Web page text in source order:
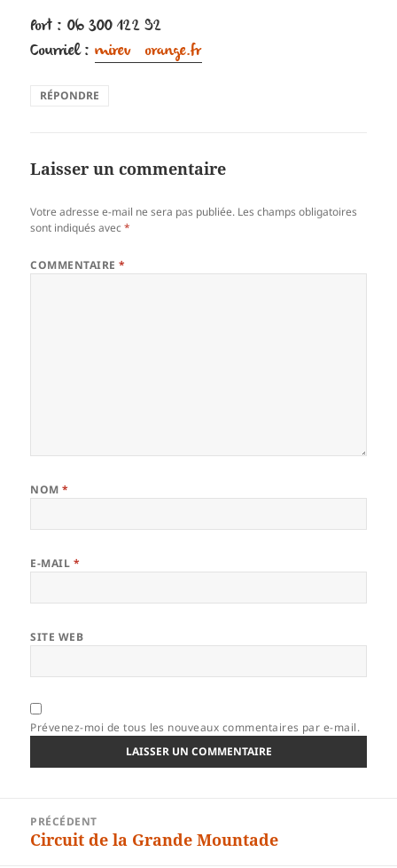
Port : 06 300 122 92
Courriel : mirev@orange.fr
RÉPONDRE
Laisser un commentaire
Votre adresse e-mail ne sera pas publiée. Les champs obligatoires
sont indiqués avec*
COMMENTAIRE*
NOM*
E-MAIL *
SITE WEB
Prévenez-moi de tous les nouveaux commentaires par e-mail.
l’article
PRÉCÉDENT
Article
Circuit de la Grande Mountade